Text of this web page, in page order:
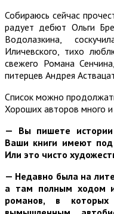
Собираюсь сейчас
радует дебют Ольги
Водолазкина,
Иличевского, тихо
свежего Романа
питерцев Андрея
Список можно
Хороших авторов много и
— Вы пишете истории
Ваши книги имеют под
Или это чисто
— Недавно была на
а там полным ходом
романов, в